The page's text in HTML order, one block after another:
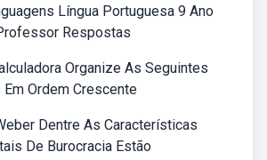
Língua Portuguesa 9 Ano
Respostas
Organize As Seguintes
Ordem Crescente
Dentre As Características
De Burocracia Estão